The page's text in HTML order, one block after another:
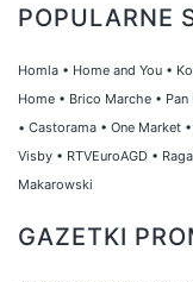
POPULARNE
Homla • Home and You •
Home • Brico Marche •
• Castorama • One Market •
Visby • RTVEuroAGD •
Makarowski
GAZETKI